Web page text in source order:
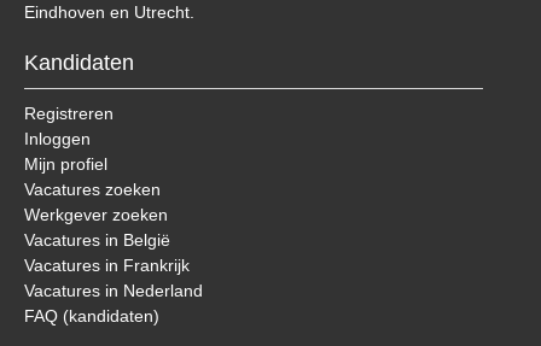
Eindhoven en Utrecht.
Kandidaten
Registreren
Inloggen
Mijn profiel
Vacatures zoeken
Werkgever zoeken
Vacatures in België
Vacatures in Frankrijk
Vacatures in Nederland
FAQ (kandidaten)